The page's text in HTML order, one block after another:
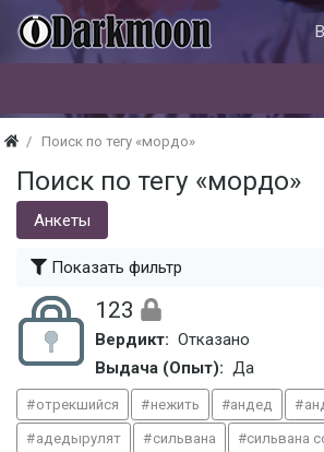
Поиск по тегу «мордо»
Поиск по тегу «мордо»
Анкеты
Показать фильтр
123
Вердикт: Отказано
Выдача (Опыт): Да
отрекшийся нежить андед
адедырулят сильвана сильвана